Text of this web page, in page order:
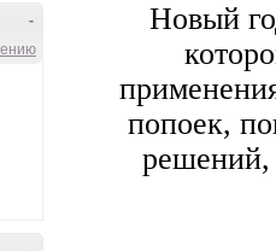
-
Новый
попоек,
решений,